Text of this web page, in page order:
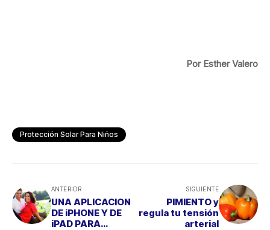
Por Esther Valero
Protección Solar Para Niños
ANTERIOR
UNA APLICACION
DE iPHONE Y DE
iPAD PARA
SIGUIENTE
PIMIENTO y
regula tu tensión
arterial